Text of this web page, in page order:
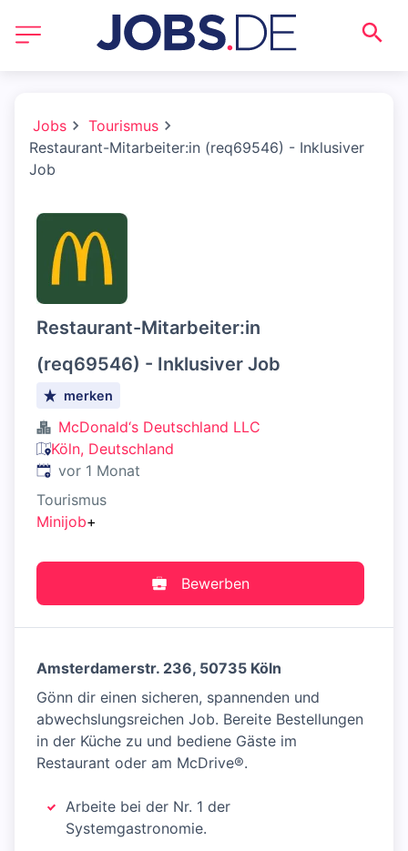
Jobs
Tourismus
Restaurant-Mitarbeiter:in (req69546) - Inklusiver
Job
Restaurant-Mitarbeiter:in
(req69546) - Inklusiver Job
merken
McDonald‘s Deutschland LLC
Köln, Deutschland
Veröffentlicht:
vor 1 Monat
Tourismus
Minijob+
Bewerben
Amsterdamerstr. 236, 50735 Köln
Gönn dir einen sicheren, spannenden und
abwechslungsreichen Job. Bereite Bestellungen
in der Küche zu und bediene Gäste im
Restaurant oder am McDrive®.
Arbeite bei der Nr. 1 der
Systemgastronomie.